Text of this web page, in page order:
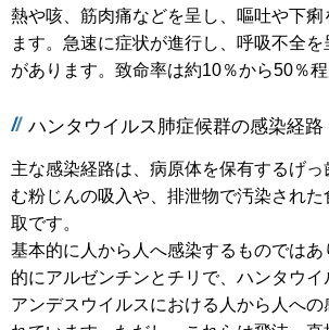
熱や咳、筋肉痛などを呈し、嘔吐や下痢
ます。急速に症状が進行し、呼吸不全を
があります。致命率は約10％から50％程
ハンタウイルス肺症候群の感染経路
主な感染経路は、病原体を保有するげ
む粉じんの吸入や、排泄物で汚染された
取です。
基本的に人から人へ感染するものでは
的にアルゼンチンとチリで、ハンタウイ
アンデスウイルスにおける人から人への